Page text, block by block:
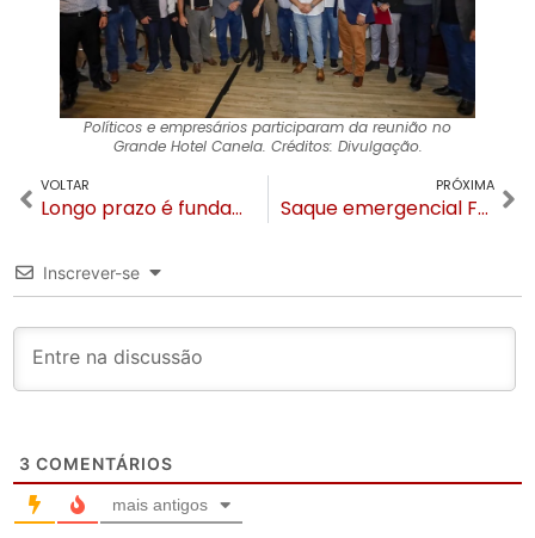
Políticos e empresários participaram da reunião no
Grande Hotel Canela. Créditos: Divulgação.
VOLTAR
Longo prazo é fundamental mas o curto prazo é mais importante para o Turismo em Gramado e Canela
PRÓXIMA
Saque emergencial FGTS está liberado pelo Governo Federal para todos gramadenses
Inscrever-se
3 COMENTÁRIOS
mais antigos